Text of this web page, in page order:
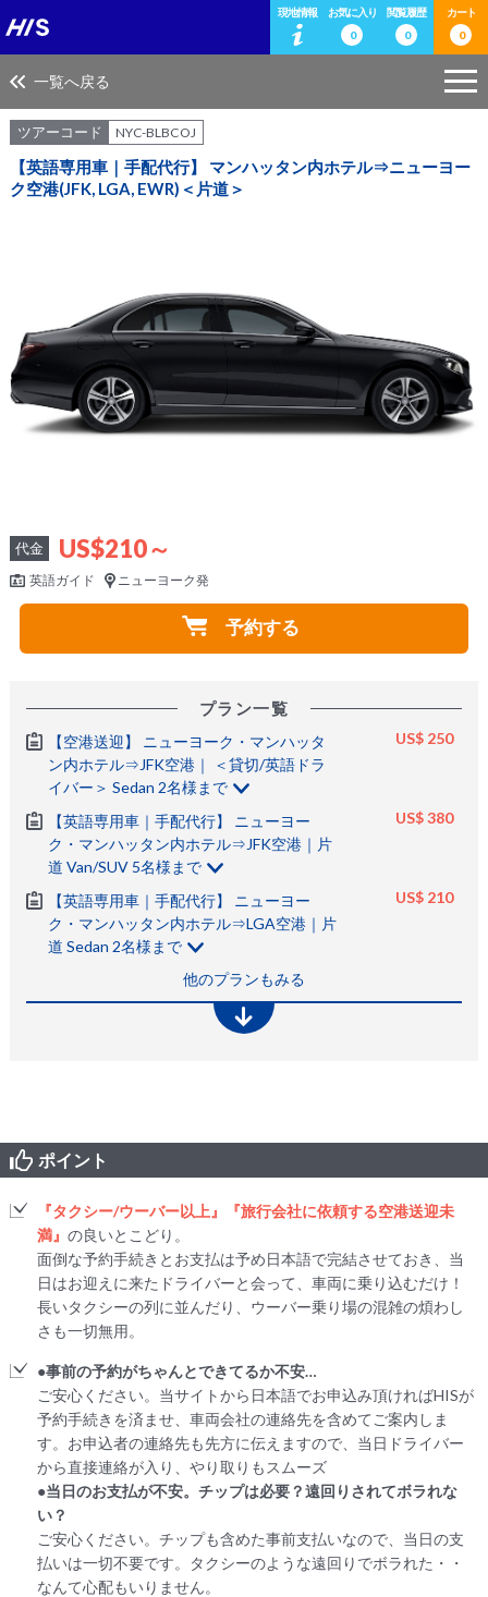
現地情報
お気に入り
0
閲覧履歴
0
カート
0
一覧へ戻る
ツアーコード NYC-BLBCOJ
【英語専用車｜手配代行】 マンハッタン内ホテル⇒ニューヨー
ク空港(JFK, LGA, EWR)＜片道＞
代金 US$210～
英語ガイド ニューヨーク発
予約する
プラン一覧
【空港送迎】 ニューヨーク・マンハッタ
ン内ホテル⇒JFK空港｜ ＜貸切/英語ドラ
イバー＞ Sedan 2名様まで
US$ 250
【英語専用車｜手配代行】 ニューヨー
ク・マンハッタン内ホテル⇒JFK空港｜片
道 Van/SUV 5名様まで
US$ 380
【英語専用車｜手配代行】 ニューヨー
ク・マンハッタン内ホテル⇒LGA空港｜片
道 Sedan 2名様まで
US$ 210
他のプランもみる
ポイント
『タクシー/ウーバー以上』『旅行会社に依頼する空港送迎未
満』 の良いとこどり。
面倒な予約手続きとお支払は予め日本語で完結させておき、当
日はお迎えに来たドライバーと会って、車両に乗り込むだけ！
長いタクシーの列に並んだり、ウーバー乗り場の混雑の煩わし
さも一切無用。
●事前の予約がちゃんとできてるか不安…
ご安心ください。当サイトから日本語でお申込み頂ければHISが
予約手続きを済ませ、車両会社の連絡先を含めてご案内しま
す。お申込者の連絡先も先方に伝えますので、当日ドライバー
から直接連絡が入り、やり取りもスムーズ
●当日のお支払が不安。チップは必要？遠回りされてボラれな
い？
ご安心ください。チップも含めた事前支払いなので、当日の支
払いは一切不要です。タクシーのような遠回りでボラれた・・
なんて心配もいりません。